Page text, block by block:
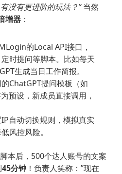
没有更进阶的玩法？”当然
增器 ：
的Local API接口，
时提问等脚本。比如每天
生成当日工作简报。
的ChatGPT提问模板（如
预设，新成员直接调用，
IP自动切换规则，模拟真实
风控风险。
本后，500个达人账号的文案
45分钟 ！负责人笑称：”现在